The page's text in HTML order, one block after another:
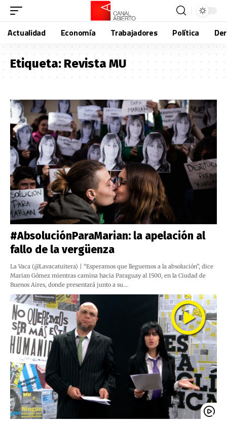
Actualidad Economía Trabajadores Política
Etiqueta:Revista MU
#AbsoluciónParaMarian: la apelación al
fallo de la vergüenza
La Vaca (@Lavacatuitera) | “Esperamos que lleguemos a la absolución”, dice
Marian Gómez mientras camina hacia Paraguay al 1500, en la Ciudad de
Buenos Aires, donde presentará junto a su…